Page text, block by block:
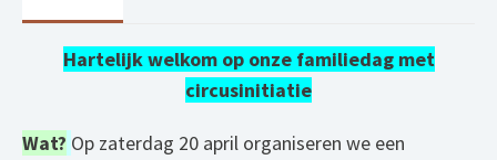
Hartelijk welkom op onze familiedag met
circusinitiatie
Wat? Op zaterdag 20 april organiseren we een